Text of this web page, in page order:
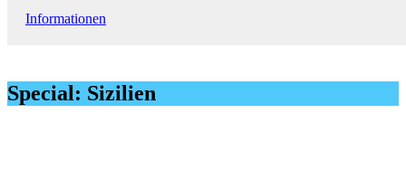
Informationen
Special: Sizilien